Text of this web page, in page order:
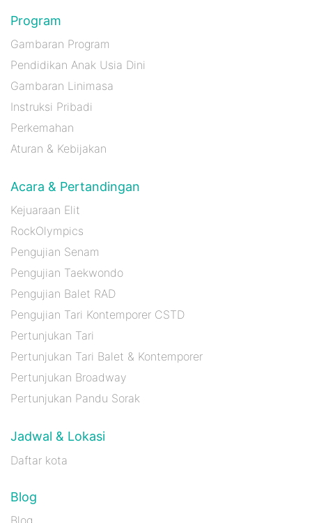
Program
Gambaran Program
Pendidikan Anak Usia Dini
Gambaran Linimasa
Instruksi Pribadi
Perkemahan
Aturan & Kebijakan
Acara & Pertandingan
Kejuaraan Elit
RockOlympics
Pengujian Senam
Pengujian Taekwondo
Pengujian Balet RAD
Pengujian Tari Kontemporer CSTD
Pertunjukan Tari
Pertunjukan Tari Balet & Kontemporer
Pertunjukan Broadway
Pertunjukan Pandu Sorak
Jadwal & Lokasi
Daftar kota
Blog
Blog